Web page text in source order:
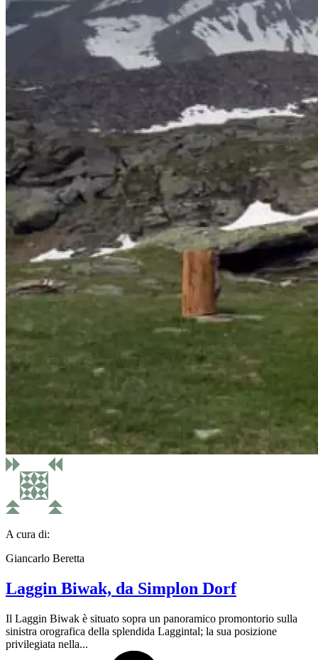
A cura di:
Giancarlo Beretta
Laggin Biwak, da Simplon Dorf
Il Laggin Biwak è situato sopra un panoramico promontorio sulla
sinistra orografica della splendida Laggintal; la sua posizione
privilegiata nella...